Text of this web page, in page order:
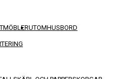
UTOMHUSBORD